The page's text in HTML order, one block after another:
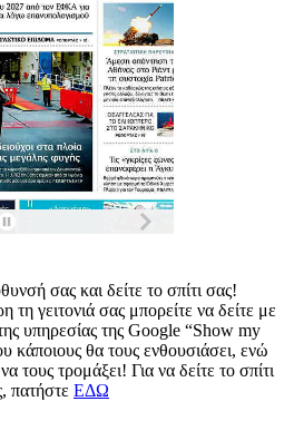
σας και δείτε το σπίτι σας!
τη γειτονιά σας μπορείτε να δείτε με
υπηρεσίας της Google “Show my
κάποιους θα τους ενθουσιάσει, ενώ
τους τρομάξει! Για να δείτε το σπίτι
πατήστε ΕΔΩ